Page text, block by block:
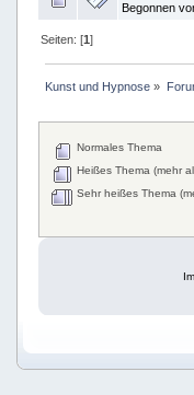
Begonnen
Seiten: [1]
Kunst und Hypnose »
Normales Thema
Heißes Thema (mehr
Sehr heißes Thema